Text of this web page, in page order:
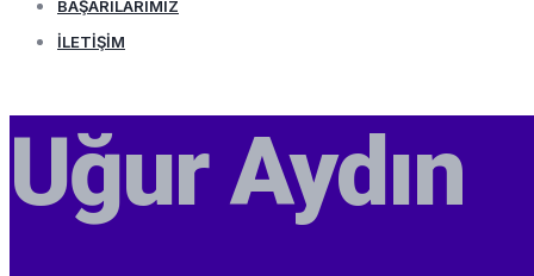
BAŞARILARIMIZ
İLETIŞIM
Uğur Aydın